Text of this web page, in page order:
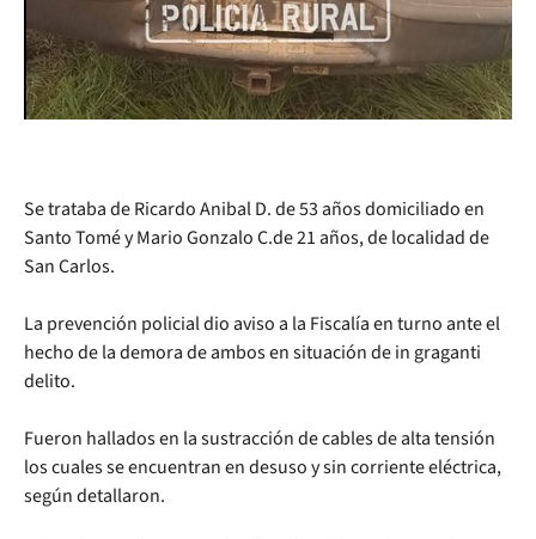
Se trataba de Ricardo Anibal D. de 53 años domiciliado en
Santo Tomé y Mario Gonzalo C.de 21 años, de localidad de
San Carlos.
La prevención policial dio aviso a la Fiscalía en turno ante el
hecho de la demora de ambos en situación de in graganti
delito.
Fueron hallados en la sustracción de cables de alta tensión
los cuales se encuentran en desuso y sin corriente eléctrica,
según detallaron.